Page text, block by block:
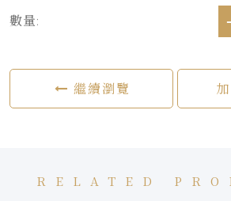
數量:
繼續瀏覽
RELATED